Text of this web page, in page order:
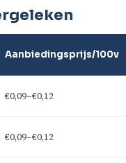
Aanbiedingsprijs/100v
€0,09–€0,12
€0,09–€0,12